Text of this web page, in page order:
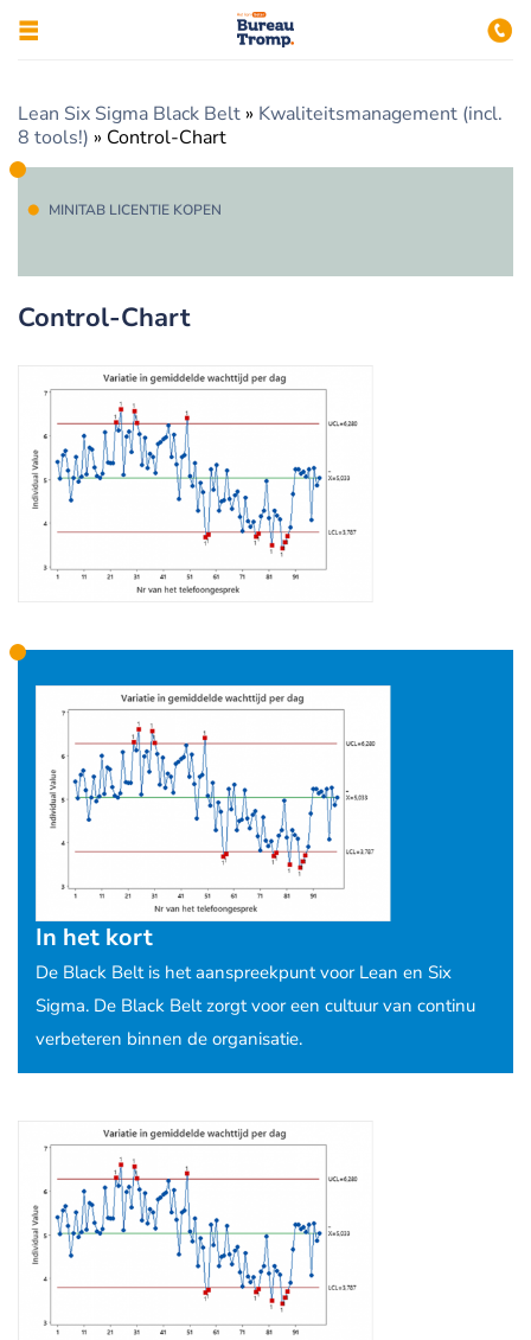
Lean Six Sigma Black Belt » Kwaliteitsmanagement (incl.
8 tools!) » Control-Chart
MINITAB LICENTIE KOPEN
Control-Chart
In het kort
De Black Belt is het aanspreekpunt voor Lean en Six
Sigma. De Black Belt zorgt voor een cultuur van continu
verbeteren binnen de organisatie.